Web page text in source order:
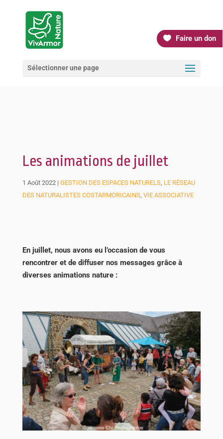
Faire un don
Sélectionner une page
Les animations de juillet
1 Août 2022| GESTION DES ESPACES NATURELS, LE RÉSEAU
DES NATURALISTES COSTARMORICAINS, VIE ASSOCIATIVE
En juillet, nous avons eu l’occasion de vous
rencontrer et de diffuser nos messages grâce à
diverses animations nature :